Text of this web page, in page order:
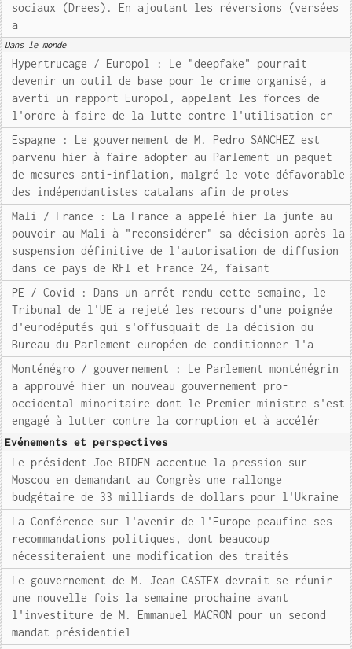
sociaux (Drees). En ajoutant les réversions (versées
a
Dans le monde
Hypertrucage / Europol : Le "deepfake" pourrait
devenir un outil de base pour le crime organisé, a
averti un rapport Europol, appelant les forces de
l'ordre à faire de la lutte contre l'utilisation cr
Espagne : Le gouvernement de M. Pedro SANCHEZ est
parvenu hier à faire adopter au Parlement un paquet
de mesures anti-inflation, malgré le vote défavorable
des indépendantistes catalans afin de protes
Mali / France : La France a appelé hier la junte au
pouvoir au Mali à "reconsidérer" sa décision après la
suspension définitive de l'autorisation de diffusion
dans ce pays de RFI et France 24, faisant
PE / Covid : Dans un arrêt rendu cette semaine, le
Tribunal de l'UE a rejeté les recours d'une poignée
d'eurodéputés qui s'offusquait de la décision du
Bureau du Parlement européen de conditionner l'a
Monténégro / gouvernement : Le Parlement monténégrin
a approuvé hier un nouveau gouvernement pro-
occidental minoritaire dont le Premier ministre s'est
engagé à lutter contre la corruption et à accélér
Evénements et perspectives
Le président Joe BIDEN accentue la pression sur
Moscou en demandant au Congrès une rallonge
budgétaire de 33 milliards de dollars pour l'Ukraine
La Conférence sur l'avenir de l'Europe peaufine ses
recommandations politiques, dont beaucoup
nécessiteraient une modification des traités
Le gouvernement de M. Jean CASTEX devrait se réunir
une nouvelle fois la semaine prochaine avant
l'investiture de M. Emmanuel MACRON pour un second
mandat présidentiel